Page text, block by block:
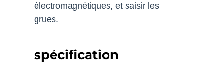
électromagnétiques, et saisir les
grues.
spécification